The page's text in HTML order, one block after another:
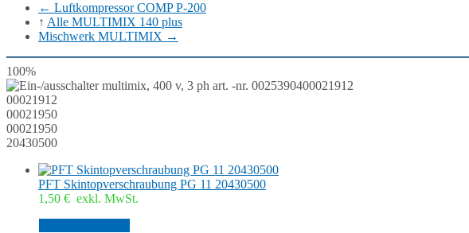
← Luftkompressor COMP P-200
↑ Alle MULTIMIX 140 plus
Mischwerk MULTIMIX →
100%
00021912
00021912
00021950
00021950
20430500
PFT Skintopverschraubung PG 11 20430500
1,50 € exkl. MwSt.